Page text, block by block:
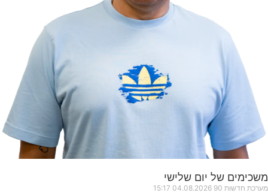
משכימים של יום שלישי
מערכת חדשות 90 04.08.2026
15:17